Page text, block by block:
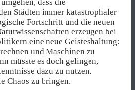
dass die
Städten immer katastrophaler
Fortschritt und die neuen
erzeugen bei
eine neue Geisteshaltung:
und Maschinen zu
müsste es doch gelingen,
dazu zu nutzen,
Chaos zu bringen.